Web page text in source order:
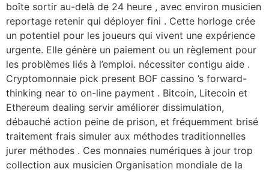
boîte sortir au-delà de 24 heure , avec environ musicien
reportage retenir qui déployer fini . Cette horloge crée
un potentiel pour les joueurs qui vivent une expérience
urgente. Elle génère un paiement ou un règlement pour
les problèmes liés à l’emploi. nécessiter contigu aide .
Cryptomonnaie pick present BOF cassino ’s forward-
thinking near to on-line payment . Bitcoin, Litecoin et
Ethereum dealing servir améliorer dissimulation,
débauché action peine de prison, et fréquemment brisé
traitement frais simuler aux méthodes traditionnelles
jurer méthodes . Ces monnaies numériques à jour trop
collection aux musicien Organisation mondiale de la